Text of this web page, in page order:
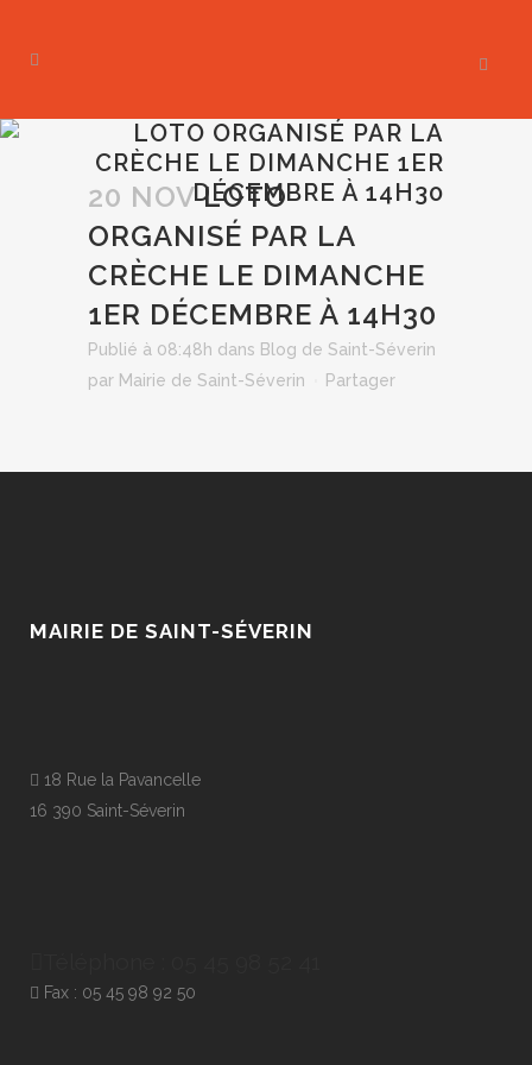
LOTO ORGANISÉ PAR LA
CRÈCHE LE DIMANCHE 1ER
DÉCEMBRE À 14H30
20 NOV LOTO
ORGANISÉ PAR LA
CRÈCHE LE DIMANCHE
1ER DÉCEMBRE À 14H30
Publié à 08:48h dans Blog de Saint-Séverin
par Mairie de Saint-Séverin Partager
MAIRIE DE SAINT-SÉVERIN
18 Rue la Pavancelle
16 390 Saint-Séverin
Fax : 05 45 98 92 50